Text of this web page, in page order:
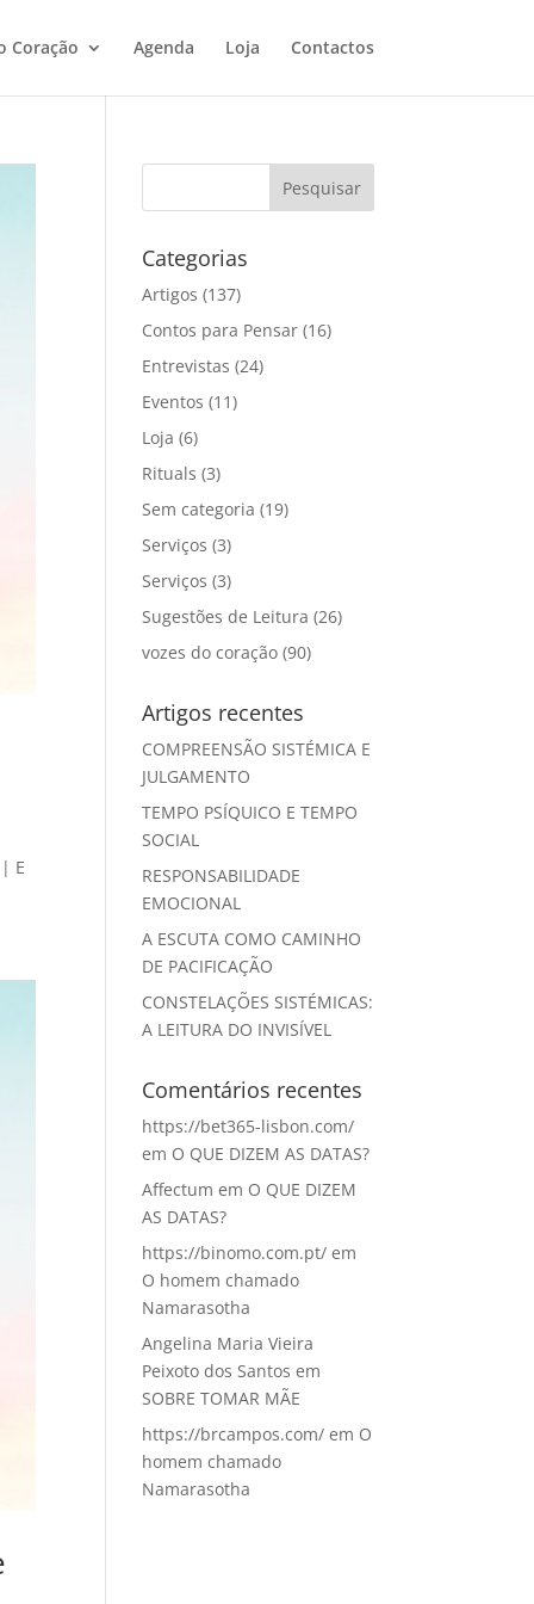
Coração Agenda Loja Contactos
E
Categorias
Artigos (137)
Contos para Pensar (16)
Entrevistas (24)
Eventos (11)
Loja (6)
Rituals (3)
Sem categoria (19)
Serviços (3)
Serviços (3)
Sugestões de Leitura (26)
vozes do coração (90)
Artigos recentes
COMPREENSÃO SISTÉMICA E
JULGAMENTO
TEMPO PSÍQUICO E TEMPO
SOCIAL
RESPONSABILIDADE
EMOCIONAL
A ESCUTA COMO CAMINHO
DE PACIFICAÇÃO
CONSTELAÇÕES SISTÉMICAS:
A LEITURA DO INVISÍVEL
Comentários recentes
https://bet365-lisbon.com/
em O QUE DIZEM AS DATAS?
Affectum em O QUE DIZEM
AS DATAS?
https://binomo.com.pt/ em
O homem chamado
Namarasotha
Angelina Maria Vieira
Peixoto dos Santos em
SOBRE TOMAR MÃE
https://brcampos.com/ em O
homem chamado
Namarasotha